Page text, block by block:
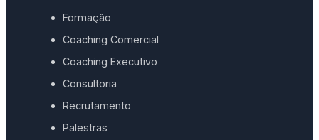
Formação
Coaching Comercial
Coaching Executivo
Consultoria
Recrutamento
Palestras